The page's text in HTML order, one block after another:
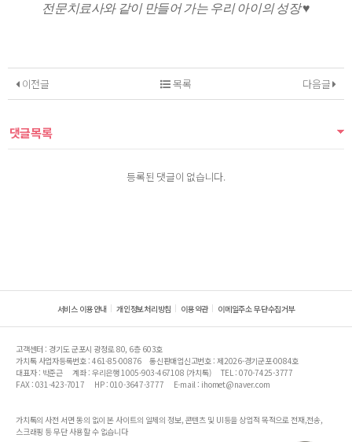
전문치료사와 같이 만들어 가는 우리 아이의 성장 ♥️
이전글 다음글
목록
댓글목록
등록된 댓글이 없습니다.
서비스 이용안내 개인정보처리방침 이용약관 이메일주소 무단수집거부
고객센터 : 경기도 군포시 광정로 80, 6층 603호
가치톡 사업자등록번호 : 461-85-00876
통신판매업신고번호 : 제2026-경기군포-0084호
대표자 : 박준근
계좌 : 우리은행 1005-903-467108 (가치톡)
TEL : 070-7425-3777
FAX : 031-423-7017
HP : 010-3647-3777 E-mail : ihomet@naver.com
가치톡의 사전 서면 동의 없이 본 사이트의 일체의 정보, 콘텐츠 및 UI등을 상업적 목적으로 전재,전송,
스크래핑 등 무단 사용할 수 없습니다